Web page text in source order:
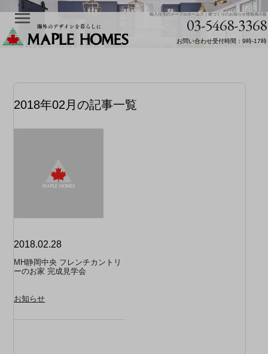
輸入住宅のメープルホームズ｜家づくりのお知らせ情報掲示板
03-5468-3368
お問い合わせ受付時間：9時-17時
2018年02月の記事一覧
2018.02.28
MH静岡中央 フレンチカントリ
ーのお家 完成見学会
お知らせ